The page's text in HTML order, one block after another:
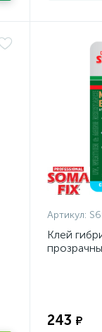
Артикул:
Клей
243 ₽